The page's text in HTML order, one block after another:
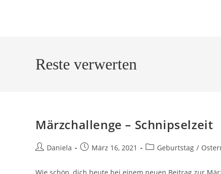
Reste verwerten
Märzchallenge – Schnipselzeit
Daniela März 16, 2021 Geburtstag /